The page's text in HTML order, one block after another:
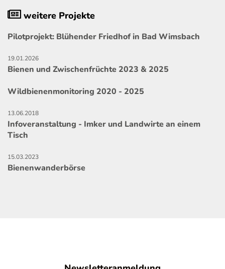
weitere Projekte
Pilotprojekt: Blühender Friedhof in Bad Wimsbach
19.01.2026
Bienen und Zwischenfrüchte 2023 & 2025
Wildbienenmonitoring 2020 - 2025
13.06.2018
Infoveranstaltung - Imker und Landwirte an einem
Tisch
15.03.2023
Bienenwanderbörse